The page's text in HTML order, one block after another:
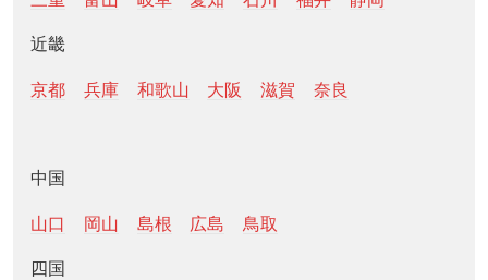
近畿
京都 兵庫 和歌山 大阪 滋賀 奈良
中国
山口 岡山 島根 広島 鳥取
四国